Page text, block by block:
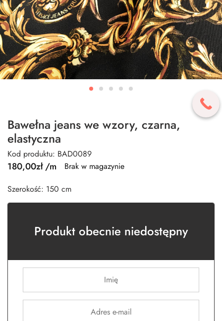
Bawełna jeans we wzory, czarna,
elastyczna
Kod produktu: BAD0089
180,00zł/m
Brak w magazynie
Szerokość: 150 cm
Produkt obecnie niedostępny